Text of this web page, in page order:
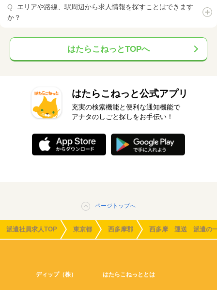
エリアや路線、駅周辺から求人情報を探すことはできます
か？
はたらこねっとTOPへ
はたらこねっと公式アプリ
充実の検索機能と便利な通知機能で
アナタのしごと探しをお手伝い！
ページトップへ
派遣社員求人TOP 東京都 西多摩郡 西多摩 運送 派遣の
ディップ（株） はたらこねっととは